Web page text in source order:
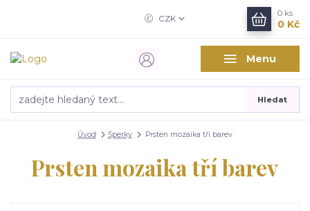
Menu
CZK
Hledat
0 ks
0 Kč
Úvod Šperky Prsten mozaika tří barev
Prsten mozaika tří barev